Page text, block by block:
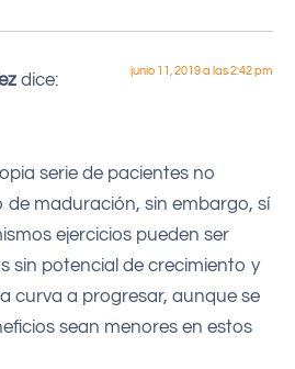
dice: junio 11, 2019 a las 2:42 pm
serie de pacientes no
de maduración, sin embargo, sí
ejercicios pueden ser
sin potencial de crecimiento y
curva a progresar, aunque se
sean menores en estos